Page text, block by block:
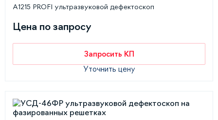
А1215 PROFI ультразвуковой дефектоскоп
Цена по запросу
Запросить КП
Уточнить цену